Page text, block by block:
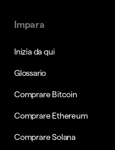
Impara
Inizia da qui
Glossario
Comprare Bitcoin
Comprare Ethereum
Comprare Solana